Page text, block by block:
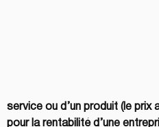
service ou d’un produit (le prix
pour la rentabilité d’une